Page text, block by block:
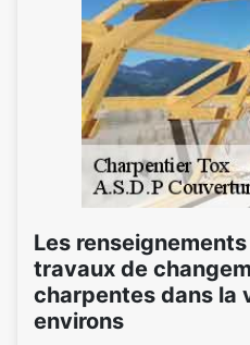
Les
travaux de
charpentes dans la
environs